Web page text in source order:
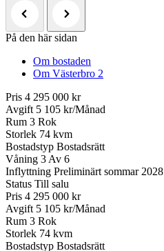
På den här sidan
Om bostaden
Om Västerbro 2
Pris 4 295 000 kr
Avgift 5 105 kr/Månad
Rum 3 Rok
Storlek 74 kvm
Bostadstyp Bostadsrätt
Våning 3 Av 6
Inflyttning Preliminärt sommar 2028
Status Till salu
Pris 4 295 000 kr
Avgift 5 105 kr/Månad
Rum 3 Rok
Storlek 74 kvm
Bostadstyp Bostadsrätt